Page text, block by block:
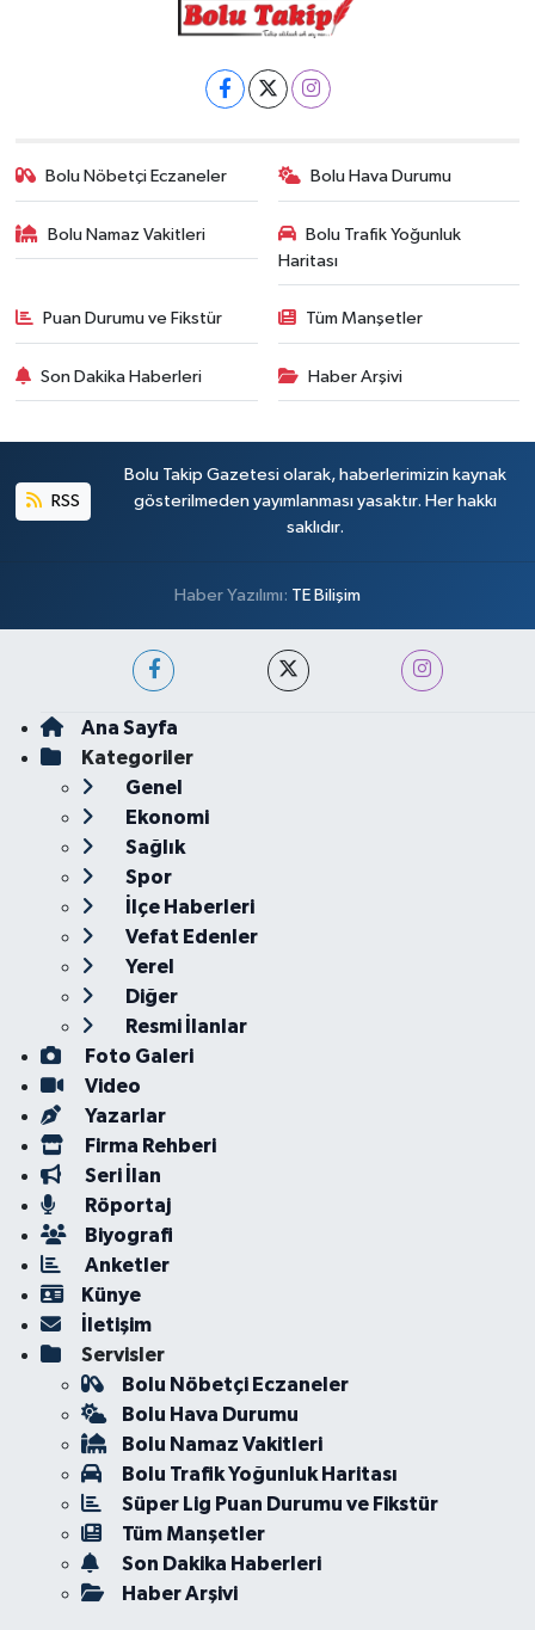
Bolu Nöbetçi Eczaneler Bolu Hava Durumu
Bolu Namaz Vakitleri
Bolu Trafik Yoğunluk
Haritası
Puan Durumu ve Fikstür Tüm Manşetler
Son Dakika Haberleri Haber Arşivi
RSS
Bolu Takip Gazetesi olarak, haberlerimizin kaynak
gösterilmeden yayımlanması yasaktır. Her hakkı
saklıdır.
Haber Yazılımı: TE Bilişim
Ana Sayfa
Kategoriler
Genel
Ekonomi
Sağlık
Spor
İlçe Haberleri
Vefat Edenler
Yerel
Diğer
Resmi İlanlar
Foto Galeri
Video
Yazarlar
Firma Rehberi
Seri İlan
Röportaj
Biyografi
Anketler
Künye
İletişim
Servisler
Bolu Nöbetçi Eczaneler
Bolu Hava Durumu
Bolu Namaz Vakitleri
Bolu Trafik Yoğunluk Haritası
Süper Lig Puan Durumu ve Fikstür
Tüm Manşetler
Son Dakika Haberleri
Haber Arşivi